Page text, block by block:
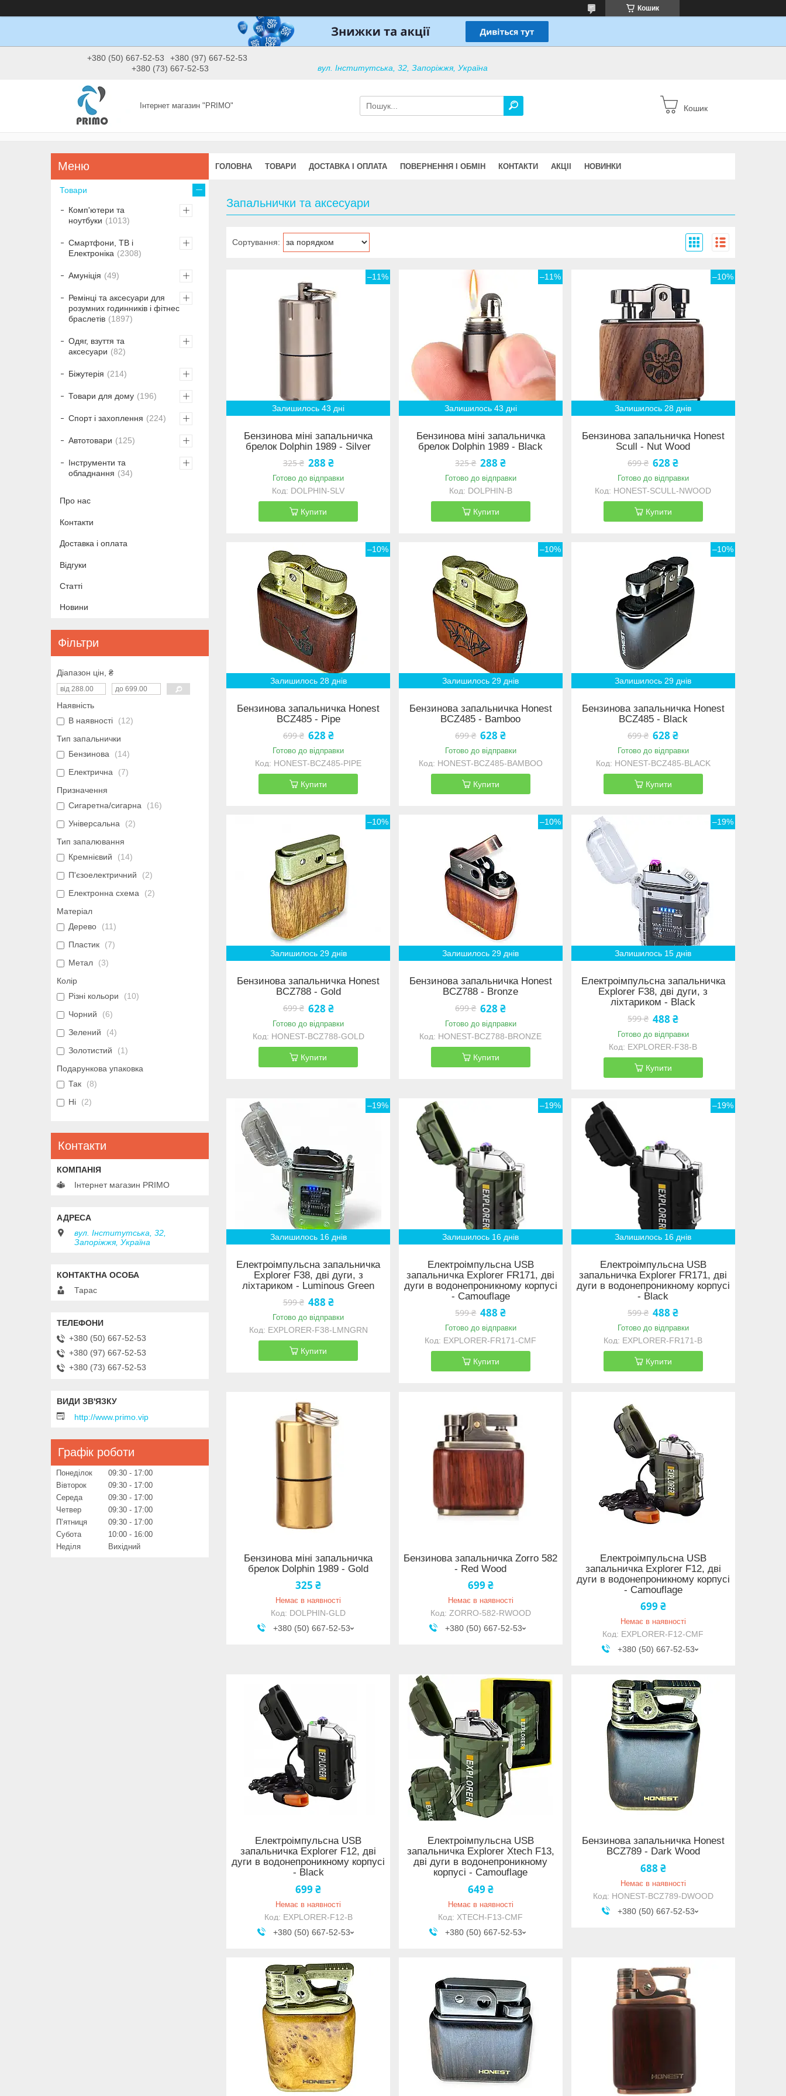
Кошик
+380 (50) 667-52-53
+380 (97) 667-52-53
+380 (73) 667-52-53
вул. Інститутська, 32, Запоріжжя, Україна
Інтернет магазин "PRIMO" Кошик
ГОЛОВНА ТОВАРИ ДОСТАВКА І ОПЛАТА ПОВЕРНЕННЯ І ОБМІН КОНТАКТИ АКЦІІ НОВИНКИ
Запальнички та аксесуари
–11%
Залишилось 43 дні
Бензинова міні запальничка
брелок Dolphin 1989 - Silver
325 ₴ 288 ₴
Готово до відправки
DOLPHIN-SLV
Купити
–11%
Залишилось 43 дні
Бензинова міні запальничка
брелок Dolphin 1989 - Black
325 ₴ 288 ₴
Готово до відправки
DOLPHIN-B
Купити
–10%
Залишилось 28 днів
Бензинова запальничка Honest
Scull - Nut Wood
699 ₴ 628 ₴
Готово до відправки
HONEST-SCULL-NWOOD
Купити
–10%
Залишилось 28 днів
Бензинова запальничка Honest
BCZ485 - Pipe
699 ₴ 628 ₴
Готово до відправки
HONEST-BCZ485-PIPE
Купити
–10%
Залишилось 29 днів
Бензинова запальничка Honest
BCZ485 - Bamboo
699 ₴ 628 ₴
Готово до відправки
HONEST-BCZ485-BAMBOO
Купити
–10%
Залишилось 29 днів
Бензинова запальничка Honest
BCZ485 - Black
699 ₴ 628 ₴
Готово до відправки
HONEST-BCZ485-BLACK
Купити
–10%
Залишилось 29 днів
Бензинова запальничка Honest
BCZ788 - Gold
699 ₴ 628 ₴
Готово до відправки
HONEST-BCZ788-GOLD
Купити
–10%
Залишилось 29 днів
Бензинова запальничка Honest
BCZ788 - Bronze
699 ₴ 628 ₴
Готово до відправки
HONEST-BCZ788-BRONZE
Купити
–19%
Залишилось 15 днів
Електроімпульсна запальничка
Explorer F38, дві дуги, з
ліхтариком - Black
599 ₴ 488 ₴
Готово до відправки
EXPLORER-F38-B
Купити
–19%
Залишилось 16 днів
Електроімпульсна запальничка
Explorer F38, дві дуги, з
ліхтариком - Luminous Green
599 ₴ 488 ₴
Готово до відправки
EXPLORER-F38-LMNGRN
Купити
–19%
Залишилось 16 днів
Електроімпульсна USB
запальничка Explorer FR171, дві
дуги в водонепроникному корпусі
- Camouflage
599 ₴ 488 ₴
Готово до відправки
EXPLORER-FR171-CMF
Купити
–19%
Залишилось 16 днів
Електроімпульсна USB
запальничка Explorer FR171, дві
дуги в водонепроникному корпусі
- Black
599 ₴ 488 ₴
Готово до відправки
EXPLORER-FR171-B
Купити
Бензинова міні запальничка
брелок Dolphin 1989 - Gold
325 ₴
Немає в наявності
DOLPHIN-GLD
+380 (50) 667-52-53
Бензинова запальничка Zorro 582
- Red Wood
699 ₴
Немає в наявності
ZORRO-582-RWOOD
+380 (50) 667-52-53
Електроімпульсна USB
запальничка Explorer F12, дві
дуги в водонепроникному корпусі
- Camouflage
699 ₴
Немає в наявності
EXPLORER-F12-CMF
+380 (50) 667-52-53
Електроімпульсна USB
запальничка Explorer F12, дві
дуги в водонепроникному корпусі
- Black
699 ₴
Немає в наявності
EXPLORER-F12-B
+380 (50) 667-52-53
Електроімпульсна USB
запальничка Explorer Xtech F13,
дві дуги в водонепроникному
корпусі - Camouflage
649 ₴
Немає в наявності
XTECH-F13-CMF
+380 (50) 667-52-53
Бензинова запальничка Honest
BCZ789 - Dark Wood
688 ₴
Немає в наявності
HONEST-BCZ789-DWOOD
+380 (50) 667-52-53
Товари
Комп'ютери та
ноутбуки
1013
Смартфони, ТВ і
Електроніка
2308
Амуніція 49
Ремінці та аксесуари для
розумних годинників і фітнес
браслетів
1897
Одяг, взуття та
аксесуари
82
Біжутерія 214
Товари для дому 196
Спорт і захоплення 224
Автотовари 125
Інструменти та
обладнання
34
Про нас
Контакти
Доставка і оплата
Відгуки
Статті
Новини
Фільтри
Діапазон цін, ₴
Наявність
В наявності
12
Тип запальнички
Бензинова
14
Електрична
7
Призначення
Сигаретна/сигарна
16
Універсальна
2
Тип запалювання
Кремнієвий
14
П'єзоелектричний
2
Електронна схема
2
Матеріал
Дерево
11
Пластик
7
Метал
3
Колір
Різні кольори
10
Чорний
6
Зелений
4
Золотистий
1
Подарункова упаковка
Так
8
Ні
2
Контакти
Інтернет магазин PRIMO
вул. Інститутська, 32,
Запоріжжя, Україна
Тарас
+380 (50) 667-52-53
+380 (97) 667-52-53
+380 (73) 667-52-53
http://www.primo.vip
Графік роботи
Понеділок 09:30
17:00
Вівторок
09:30
17:00
Середа
09:30
17:00
Четвер
09:30
17:00
Пʼятниця
09:30
17:00
Субота
10:00
16:00
Неділя
Вихідний